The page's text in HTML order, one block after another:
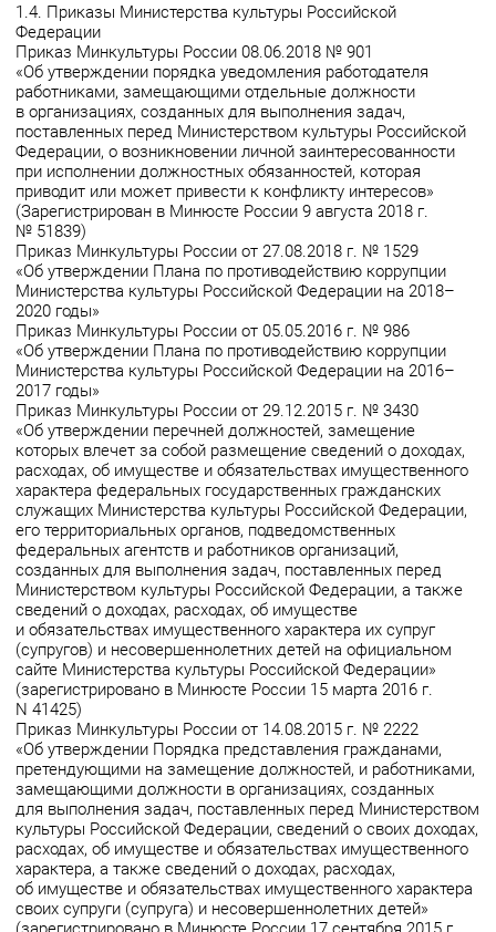
1.4. Приказы Министерства культуры Российской
Федерации
Приказ Минкультуры России 08.06.2018 № 901
«Об утверждении порядка уведомления работодателя
работниками, замещающими отдельные должности
в организациях, созданных для выполнения задач,
поставленных перед Министерством культуры Российской
Федерации, о возникновении личной заинтересованности
при исполнении должностных обязанностей, которая
приводит или может привести к конфликту интересов»
(Зарегистрирован в Минюсте России 9 августа 2018 г.
№ 51839)
Приказ Минкультуры России от 27.08.2018 г. № 1529
«Об утверждении Плана по противодействию коррупции
Министерства культуры Российской Федерации на 2018–
2020 годы»
Приказ Минкультуры России от 05.05.2016 г. № 986
«Об утверждении Плана по противодействию коррупции
Министерства культуры Российской Федерации на 2016–
2017 годы»
Приказ Минкультуры России от 29.12.2015 г. № 3430
«Об утверждении перечней должностей, замещение
которых влечет за собой размещение сведений о доходах,
расходах, об имуществе и обязательствах имущественного
характера федеральных государственных гражданских
служащих Министерства культуры Российской Федерации,
его территориальных органов, подведомственных
федеральных агентств и работников организаций,
созданных для выполнения задач, поставленных перед
Министерством культуры Российской Федерации, а также
сведений о доходах, расходах, об имуществе
и обязательствах имущественного характера их супруг
(супругов) и несовершеннолетних детей на официальном
сайте Министерства культуры Российской Федерации»
(зарегистрировано в Минюсте России 15 марта 2016 г.
N 41425)
Приказ Минкультуры России от 14.08.2015 г. № 2222
«Об утверждении Порядка представления гражданами,
претендующими на замещение должностей, и работниками,
замещающими должности в организациях, созданных
для выполнения задач, поставленных перед Министерством
культуры Российской Федерации, сведений о своих доходах,
расходах, об имуществе и обязательствах имущественного
характера, а также сведений о доходах, расходах,
об имуществе и обязательствах имущественного характера
своих супруги (супруга) и несовершеннолетних детей»